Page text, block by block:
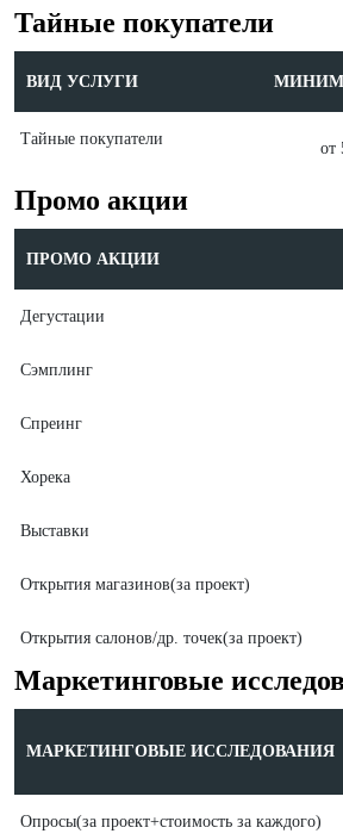
Тайные покупатели
ВИД УСЛУГИ
Тайные покупатели
от
Промо акции
ПРОМО АКЦИИ
Дегустации
Сэмплинг
Спреинг
Хорека
Выставки
Открытия магазинов(за проект)
Открытия салонов/др. точек(за проект)
Маркетинговые
МАРКЕТИНГОВЫЕ ИССЛЕДОВАНИЯ
Опросы(за проект+стоимость за каждого)